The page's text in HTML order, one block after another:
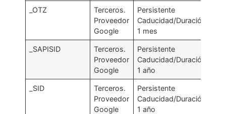
_OTZ
Terceros.
Proveedor
Google
Persistente
Caducidad/Duración:
1 mes
_SAPISID
Terceros.
Proveedor
Google
Persistente
Caducidad/Duración:
1 año
_SID
Terceros.
Proveedor
Google
Persistente
Caducidad/Duración:
1 año